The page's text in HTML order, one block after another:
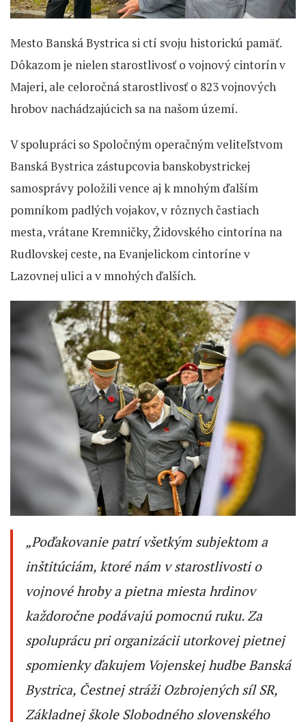
Mesto Banská Bystrica si ctí svoju historickú pamäť.
Dôkazom je nielen starostlivosť o vojnový cintorín v
Majeri, ale celoročná starostlivosť o 823 vojnových
hrobov nachádzajúcich sa na našom území.
V spolupráci so Spoločným operačným veliteľstvom
Banská Bystrica zástupcovia banskobystrickej
samosprávy položili vence aj k mnohým ďalším
pomníkom padlých vojakov, v rôznych častiach
mesta, vrátane Kremničky, Židovského cintorína na
Rudlovskej ceste, na Evanjelickom cintoríne v
Lazovnej ulici a v mnohých ďalších.
„Poďakovanie patrí všetkým subjektom a
inštitúciám, ktoré nám v starostlivosti o
vojnové hroby a pietna miesta hrdinov
každoročne podávajú pomocnú ruku. Za
spoluprácu pri organizácii utorkovej pietnej
spomienky ďakujem Vojenskej hudbe Banská
Bystrica, Čestnej stráži Ozbrojených síl SR,
Základnej škole Slobodného slovenského